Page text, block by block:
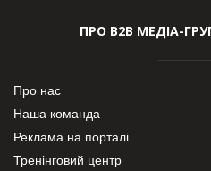
ПРО В2В МЕДІА-
Про нас
Наша команда
Реклама на порталі
Тренінговий центр